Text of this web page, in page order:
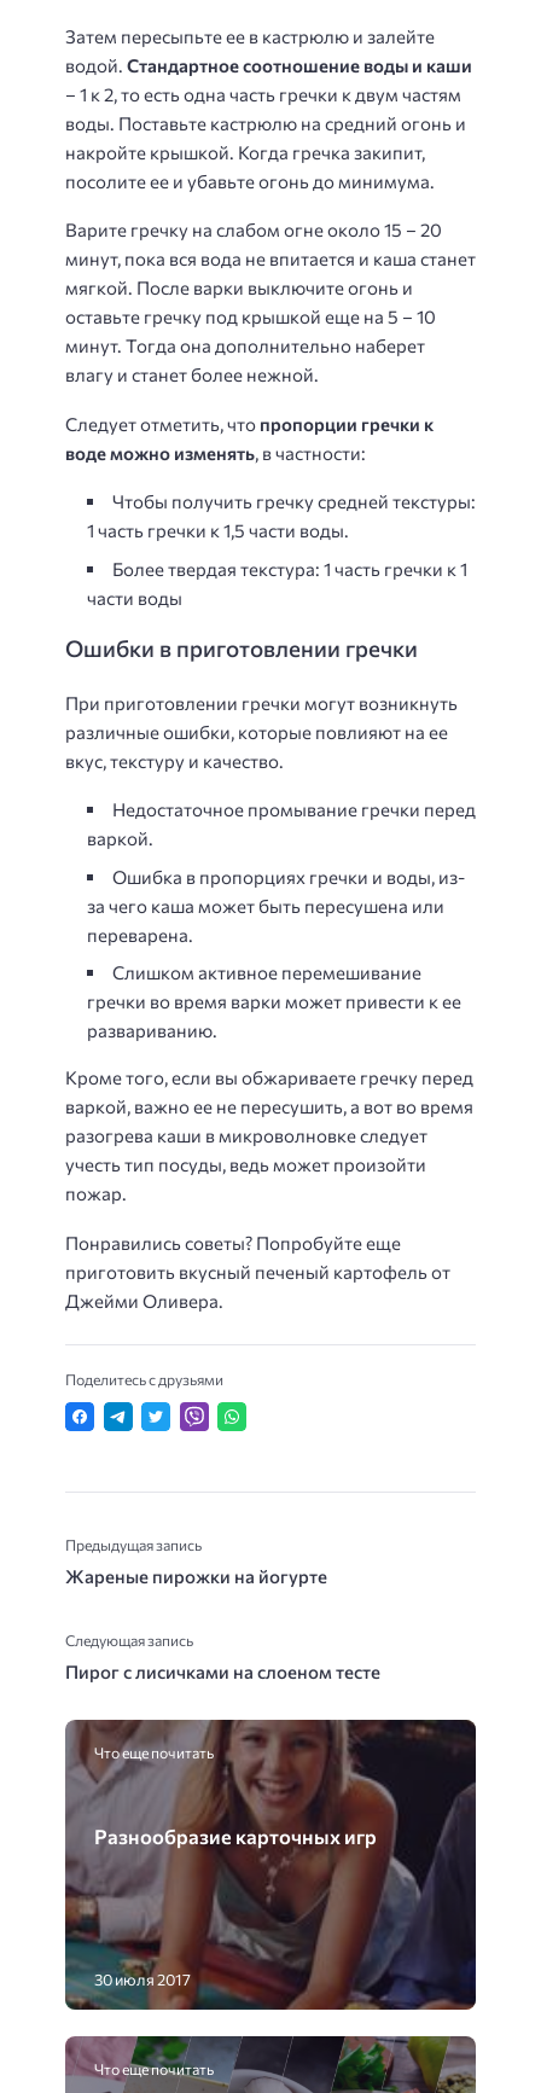
Затем пересыпьте ее в кастрюлю и залейте
водой. Стандартное соотношение воды и каши
– 1 к 2, то есть одна часть гречки к двум частям
воды. Поставьте кастрюлю на средний огонь и
накройте крышкой. Когда гречка закипит,
посолите ее и убавьте огонь до минимума.
Варите гречку на слабом огне около 15 – 20
минут, пока вся вода не впитается и каша станет
мягкой. После варки выключите огонь и
оставьте гречку под крышкой еще на 5 – 10
минут. Тогда она дополнительно наберет
влагу и станет более нежной.
Следует отметить, что пропорции гречки к
воде можно изменять, в частности:
Чтобы получить гречку средней текстуры:
1 часть гречки к 1,5 части воды.
Более твердая текстура: 1 часть гречки к 1
части воды
Ошибки в приготовлении гречки
При приготовлении гречки могут возникнуть
различные ошибки, которые повлияют на ее
вкус, текстуру и качество.
Недостаточное промывание гречки перед
варкой.
Ошибка в пропорциях гречки и воды, из-
за чего каша может быть пересушена или
переварена.
Слишком активное перемешивание
гречки во время варки может привести к ее
развариванию.
Кроме того, если вы обжариваете гречку перед
варкой, важно ее не пересушить, а вот во время
разогрева каши в микроволновке следует
учесть тип посуды, ведь может произойти
пожар.
Понравились советы? Попробуйте еще
приготовить вкусный печеный картофель от
Джейми Оливера.
Поделитесь с друзьями
Предыдущая запись
Жареные пирожки на йогурте
Следующая запись
Пирог с лисичками на слоеном тесте
Что еще почитать
Разнообразие карточных игр
30 июля 2017
Что еще почитать